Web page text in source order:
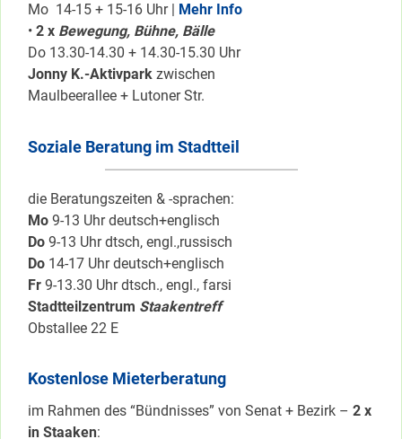
Mo 14-15 + 15-16 Uhr | Mehr Info
• 2 x Bewegung, Bühne, Bälle
Do 13.30-14.30 + 14.30-15.30 Uhr
Jonny K.-Aktivpark zwischen
Maulbeerallee + Lutoner Str.
Soziale Beratung im Stadtteil
die Beratungszeiten & -sprachen:
Mo 9-13 Uhr deutsch+englisch
Do 9-13 Uhr dtsch, engl.,russisch
Do 14-17 Uhr deutsch+englisch
Fr 9-13.30 Uhr dtsch., engl., farsi
Stadtteilzentrum Staakentreff
Obstallee 22 E
Kostenlose Mieterberatung
im Rahmen des “Bündnisses” von Senat + Bezirk – 2 x
in Staaken: